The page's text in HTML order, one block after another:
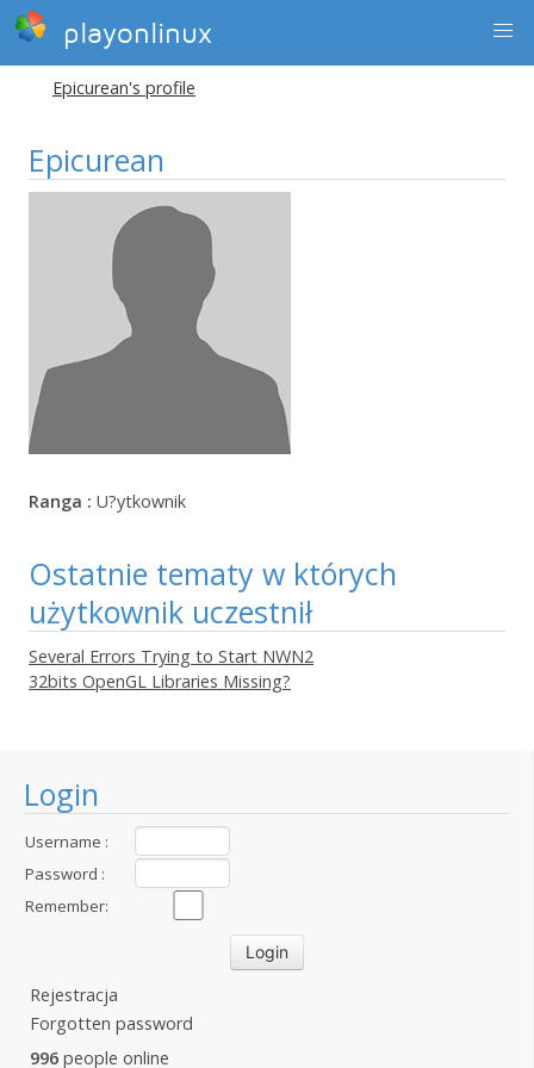
playonlinux
Login
Username :
Password :
Remember:
Rejestracja
Forgotten password
996 people online
Epicurean's profile
Epicurean
Ranga : U?ytkownik
Ostatnie tematy w których
użytkownik uczestnił
Several Errors Trying to Start NWN2
32bits OpenGL Libraries Missing?